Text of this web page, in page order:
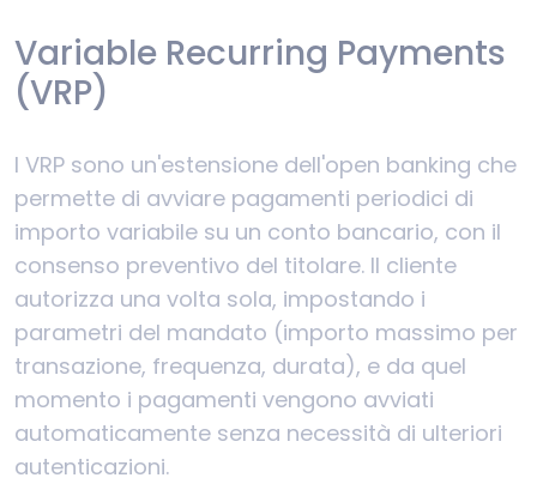
Variable Recurring Payments
(VRP)
I VRP sono un'estensione dell'open banking che
permette di avviare pagamenti periodici di
importo variabile su un conto bancario, con il
consenso preventivo del titolare. Il cliente
autorizza una volta sola, impostando i
parametri del mandato (importo massimo per
transazione, frequenza, durata), e da quel
momento i pagamenti vengono avviati
automaticamente senza necessità di ulteriori
autenticazioni.